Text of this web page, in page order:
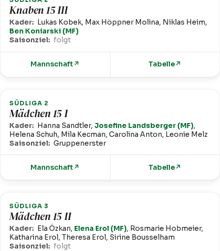
Knaben 15 III
Kader: Lukas Kobek, Max Höppner Molina, Niklas Heim,
Ben Koniarski (MF)
Saisonziel: folgt
Mannschaft ↗ Tabelle↗
SÜDLIGA 2
Mädchen 15 I
Kader: Hanna Sandtler, Josefine Landsberger (MF),
Helena Schuh, Mila Kecman, Carolina Anton, Leonie Melz
Saisonziel: Gruppenerster
Mannschaft ↗ Tabelle↗
SÜDLIGA 3
Mädchen 15 II
Kader: Ela Özkan, Elena Erol (MF), Rosmarie Hobmeier,
Katharina Erol, Theresa Erol, Sirine Bousselham
Saisonziel: folgt